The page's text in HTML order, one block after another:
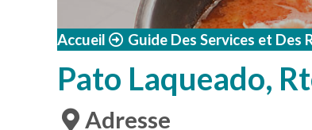
Accueil Guide Des Services et Des
Pato Laqueado,
Adresse